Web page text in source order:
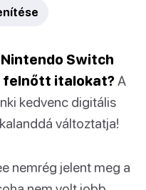
Switch
felnőtt italokat?A
kedvenc digitális
változtatja!
nemrég jelent meg a